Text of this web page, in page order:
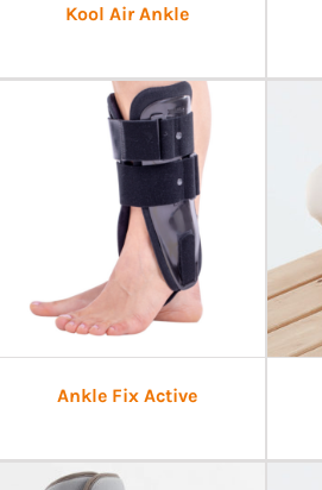
Kool Air Ankle
Ankle Fix Active